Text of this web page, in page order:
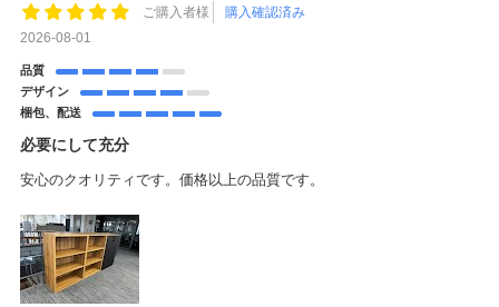
ご購入者様
購入確認済み
2026-08-01
品質
デザイン
梱包、配送
必要にして充分
安心のクオリティです。価格以上の品質です。